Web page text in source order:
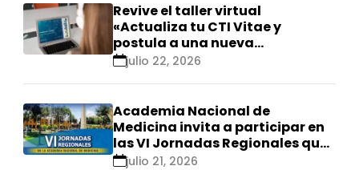
Revive el taller virtual
«Actualiza tu CTI Vitae y
postula a una nueva
calificación Renacyt»
julio 22, 2026
Academia Nacional de
Medicina invita a participar en
las VI Jornadas Regionales que
se realizarán en Ica
julio 21, 2026